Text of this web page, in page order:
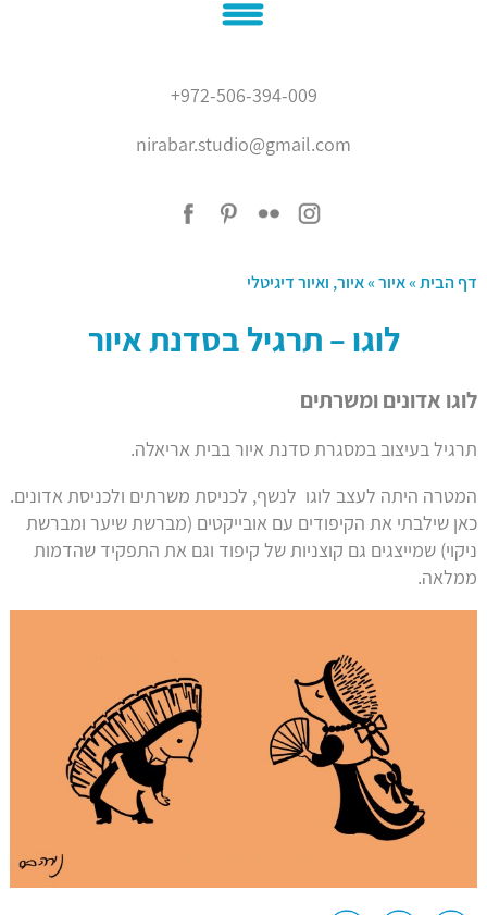
אודותיי
נירה בר
איור
צור קשר
'???? ?????'
+972-506-394-009
nirabar.studio@gmail.com
דף הבית»איור»איור, ואיור דיגיטלי
לוגו – תרגיל בסדנת איור
לוגו אדונים ומשרתים
תרגיל בעיצוב במסגרת סדנת איור בבית אריאלה.
המטרה היתה לעצב לוגו לנשף, לכניסת משרתים ולכניסת אדונים.
כאן שילבתי את הקיפודים עם אובייקטים (מברשת שיער ומברשת
ניקוי) שמייצגים גם קוצניות של קיפוד וגם את התפקיד שהדמות
ממלאה.